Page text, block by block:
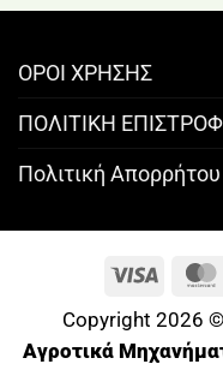
ΟΡΟΙ ΧΡΗΣΗΣ
ΠΟΛΙΤΙΚΗ
Πολιτική
Visa
Copyright 2026 ©
Αγροτικά